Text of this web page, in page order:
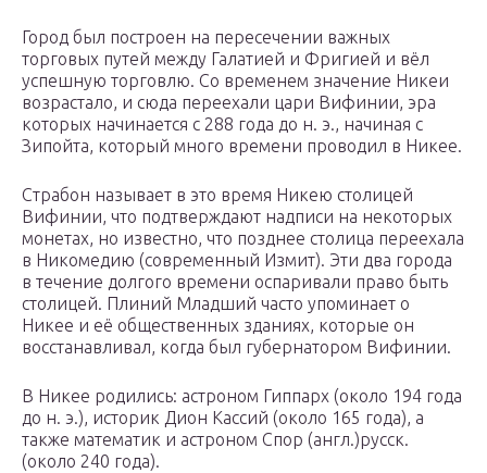
Город был построен на пересечении важных
торговых путей между Галатией и Фригией и вёл
успешную торговлю. Со временем значение Никеи
возрастало, и сюда переехали цари Вифинии, эра
которых начинается с 288 года до н. э., начиная с
Зипойта, который много времени проводил в Никее.
Страбон называет в это время Никею столицей
Вифинии, что подтверждают надписи на некоторых
монетах, но известно, что позднее столица переехала
в Никомедию (современный Измит). Эти два города
в течение долгого времени оспаривали право быть
столицей. Плиний Младший часто упоминает о
Никее и её общественных зданиях, которые он
восстанавливал, когда был губернатором Вифинии.
В Никее родились: астроном Гиппарх (около 194 года
до н. э.), историк Дион Кассий (около 165 года), а
также математик и астроном Спор (англ.)русск.
(около 240 года).